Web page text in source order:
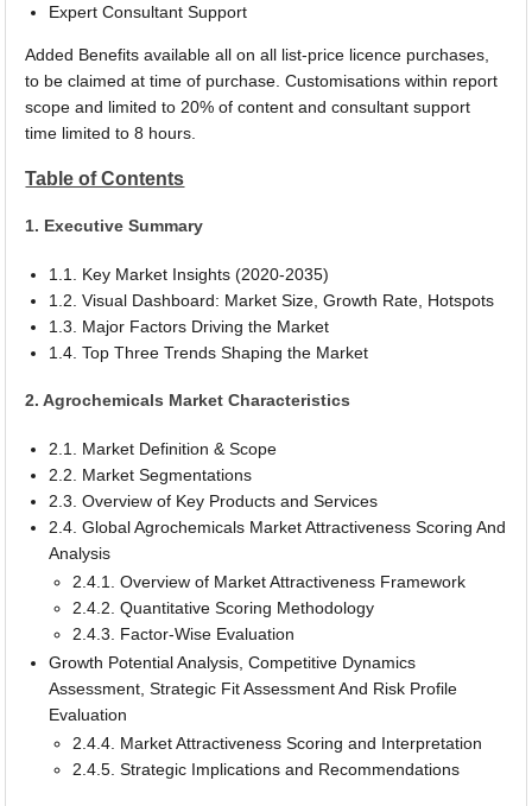
Expert Consultant Support
Added Benefits available all on all list-price licence purchases,
to be claimed at time of purchase. Customisations within report
scope and limited to 20% of content and consultant support
time limited to 8 hours.
Table of Contents
1. Executive Summary
1.1. Key Market Insights (2020-2035)
1.2. Visual Dashboard: Market Size, Growth Rate, Hotspots
1.3. Major Factors Driving the Market
1.4. Top Three Trends Shaping the Market
2. Agrochemicals Market Characteristics
2.1. Market Definition & Scope
2.2. Market Segmentations
2.3. Overview of Key Products and Services
2.4. Global Agrochemicals Market Attractiveness Scoring And
Analysis
2.4.1. Overview of Market Attractiveness Framework
2.4.2. Quantitative Scoring Methodology
2.4.3. Factor-Wise Evaluation
Growth Potential Analysis, Competitive Dynamics
Assessment, Strategic Fit Assessment And Risk Profile
Evaluation
2.4.4. Market Attractiveness Scoring and Interpretation
2.4.5. Strategic Implications and Recommendations